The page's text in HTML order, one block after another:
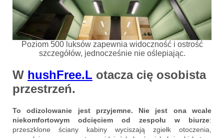
Poziom 500 luksów zapewnia widoczność i ostrość
szczegółów, jednocześnie nie oślepiając.
W hushFree.L otacza cię osobista
przestrzeń.
To odizolowanie jest przyjemne. Nie jest ona wcale
niekomfortowym odcięciem od zespołu w biurze:
przeszklone ściany kabiny wyciszają zgiełk otoczenia,